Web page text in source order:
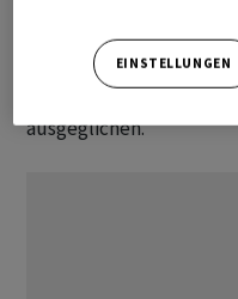
sich eine
Vorjahreszeitraum.
ausgeglichen.
EINSTELLUNGEN